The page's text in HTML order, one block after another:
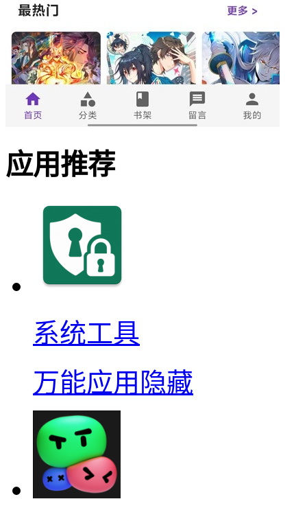
应用推荐
系统工具
万能应用隐藏